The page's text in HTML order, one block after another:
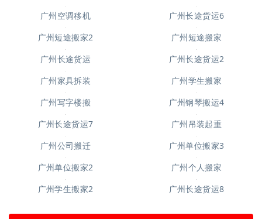
广州空调移机
广州长途货运6
广州短途搬家2
广州短途搬家
广州长途货运
广州长途货运2
广州家具拆装
广州学生搬家
广州写字楼搬
广州钢琴搬运4
广州长途货运7
广州吊装起重
广州公司搬迁
广州单位搬家3
广州单位搬家2
广州个人搬家
广州学生搬家2
广州长途货运8